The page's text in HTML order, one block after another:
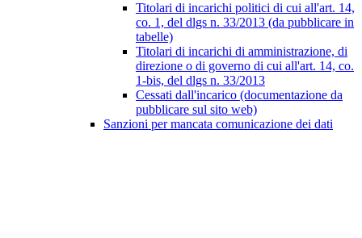
Titolari di incarichi politici di cui all'art. 14,
co. 1, del dlgs n. 33/2013 (da pubblicare in
tabelle)
Titolari di incarichi di amministrazione, di
direzione o di governo di cui all'art. 14, co.
1-bis, del dlgs n. 33/2013
Cessati dall'incarico (documentazione da
pubblicare sul sito web)
Sanzioni per mancata comunicazione dei dati